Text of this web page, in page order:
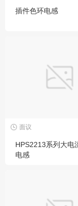
插件色环电感
面议
HPS2213系列大电
电感